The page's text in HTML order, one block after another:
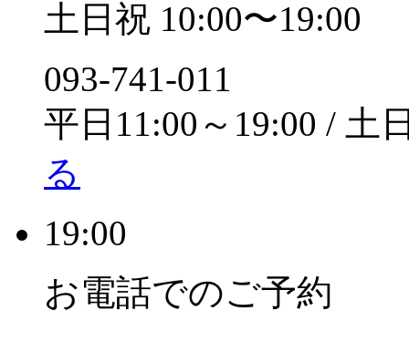
土日祝 10:00〜19:00
093-741-011
平日11:00～19:00 / 土
る
19:00
お電話でのご予約